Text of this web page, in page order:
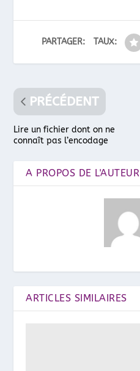
PARTAGER: TAUX:
PRÉCÉDENT
Lire un fichier dont on ne
connaît pas l’encodage
A PROPOS DE L'AUTEUR
ARTICLES SIMILAIRES